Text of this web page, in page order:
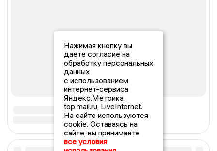
Нажимая кнопку вы
даете согласие на
обработку персональных
данных
с использованием
интернет-сервиса
Яндекс.Метрика,
top.mail.ru, LiveInternet.
На сайте используются
cookie. Оставаясь на
сайте, вы принимаете
все условия